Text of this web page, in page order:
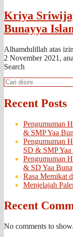
Kriya
Bunayya
Alhamdulillah atas
2 November 2021,
Search
Recent Posts
Pengumuman
& SMP Yaa
Pengumuman
SD & SMP
Pengumuman
& SD Yaa
Rasa Memikat
Menjelajah
Recent
No comments to show.